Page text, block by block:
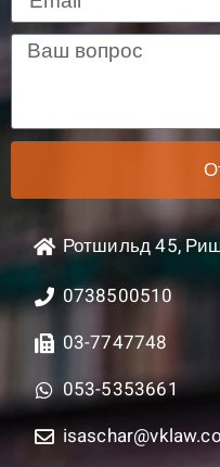
Ротшильд 45,
0738500510
03-7747748
053-5353661